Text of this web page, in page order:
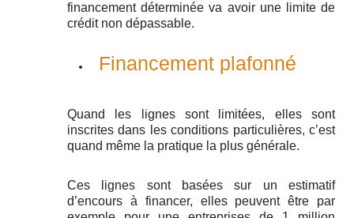
financement déterminée va avoir une limite de
crédit non dépassable.
Financement plafonné
Quand les lignes sont limitées, elles sont
inscrites dans les conditions particulières, c’est
quand même la pratique la plus générale.
Ces lignes sont basées sur un estimatif
d’encours à financer, elles peuvent être par